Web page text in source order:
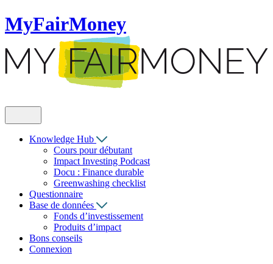
MyFairMoney
Knowledge Hub
Cours pour débutant
Impact Investing Podcast
Docu : Finance durable
Greenwashing checklist
Questionnaire
Base de données
Fonds d’investissement
Produits d’impact
Bons conseils
Connexion